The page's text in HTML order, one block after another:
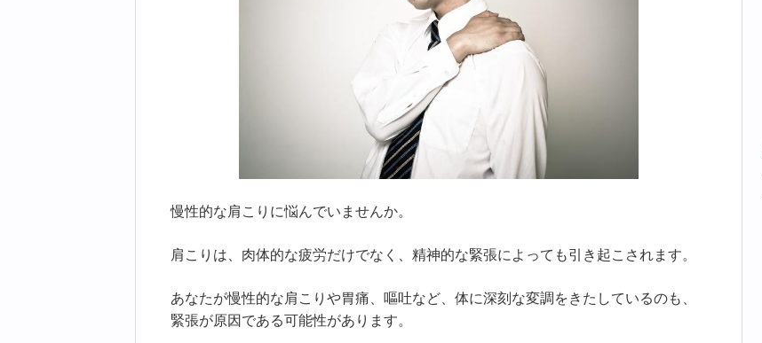
慢性的な肩こりに悩んでいませんか。
肩こりは、肉体的な疲労だけでなく、精神的な緊張によっても引き起こされます。
あなたが慢性的な肩こりや胃痛、嘔吐など、体に深刻な変調をきたしているのも、
緊張が原因である可能性があります。